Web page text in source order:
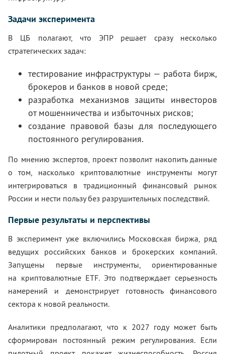
Задачи эксперимента
В ЦБ полагают, что ЭПР решает сразу несколько
стратегических задач:
тестирование инфраструктуры — работа бирж,
брокеров и банков в новой среде;
разработка механизмов защиты инвесторов
от мошенничества и избыточных рисков;
создание правовой базы для последующего
постоянного регулирования.
По мнению экспертов, проект позволит накопить данные
о том, насколько криптовалютные инструменты могут
интегрироваться в традиционный финансовый рынок
России и нести пользу без разрушительных последствий.
Первые результаты и перспективы
В эксперимент уже включились Московская биржа, ряд
ведущих российских банков и брокерских компаний.
Запущены первые инструменты, ориентированные
на криптовалютные ETF. Это подтверждает серьезность
намерений и демонстрирует готовность финансового
сектора к новой реальности.
Аналитики предполагают, что к 2027 году может быть
сформирован постоянный режим регулирования. Если